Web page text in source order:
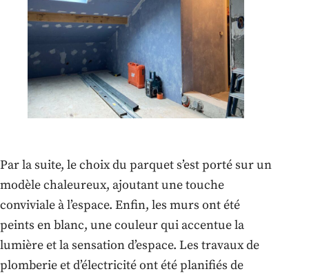
Par la suite, le choix du parquet s’est porté sur un
modèle chaleureux, ajoutant une touche
conviviale à l’espace. Enfin, les murs ont été
peints en blanc, une couleur qui accentue la
lumière et la sensation d’espace. Les travaux de
plomberie et d’électricité ont été planifiés de